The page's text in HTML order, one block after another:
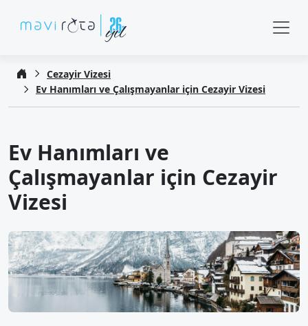
Cezayir Vizesi
Ev Hanımları ve Çalışmayanlar için Cezayir Vizesi
Ev Hanımları ve
Çalışmayanlar için Cezayir
Vizesi